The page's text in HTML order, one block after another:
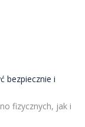
bezpiecznie i
fizycznych, jak i